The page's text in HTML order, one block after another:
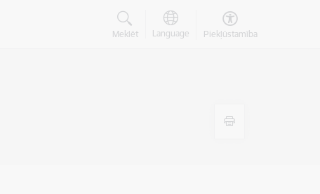
Meklēt Language Piekļūstamība